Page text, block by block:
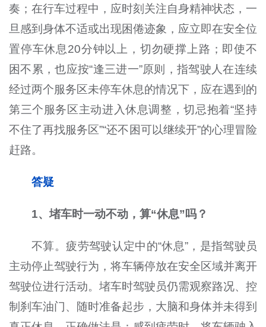
奏；在行车过程中，应时刻关注自身精神状态，一
旦感到身体不适或出现困倦迹象，应立即在安全位
置停车休息20分钟以上，切勿硬撑上路；即使不
困不累，也应按“逢三进一”原则，指驾驶人在连续
经过两个服务区未停车休息的情况下，应在遇到的
第三个服务区主动进入休息调整，切忌抱着“坚持
不住了再找服务区”“还不困可以继续开”的心理冒险
赶路。
答疑
1、堵车时一动不动，算“休息”吗？
不算。疲劳驾驶认定中的“休息”，是指驾驶员
主动停止驾驶行为，将车辆停放在安全区域并离开
驾驶位进行活动。堵车时驾驶员仍需观察路况、控
制刹车油门、随时准备起步，大脑和身体并未得到